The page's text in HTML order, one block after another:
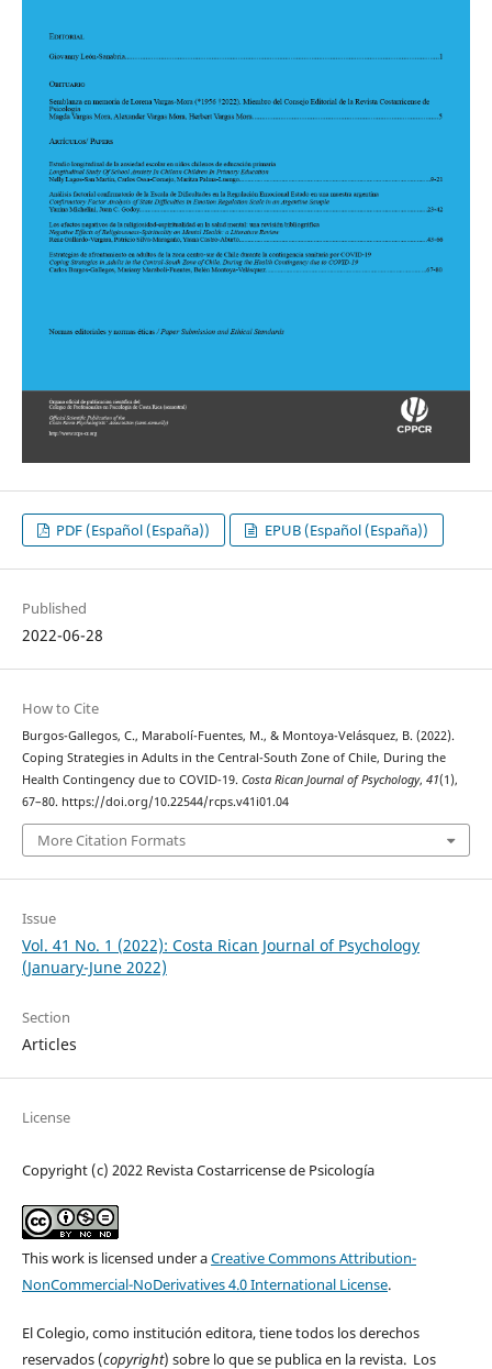
PDF (Español (España)) EPUB (Español (España))
Published
2022-06-28
How to Cite
Burgos-Gallegos, C., Marabolí-Fuentes, M., & Montoya-Velásquez, B. (2022).
Coping Strategies in Adults in the Central-South Zone of Chile, During the
Health Contingency due to COVID-19. Costa Rican Journal of Psychology, 41(1),
67–80. https://doi.org/10.22544/rcps.v41i01.04
More Citation Formats
Issue
Vol. 41 No. 1 (2022): Costa Rican Journal of Psychology
(January-June 2022)
Section
Articles
License
Copyright (c) 2022 Revista Costarricense de Psicología
This work is licensed under aCreative Commons Attribution-
NonCommercial-NoDerivatives 4.0 International License.
El Colegio, como institución editora, tiene todos los derechos
reservados (copyright) sobre lo que se publica en la revista. Los